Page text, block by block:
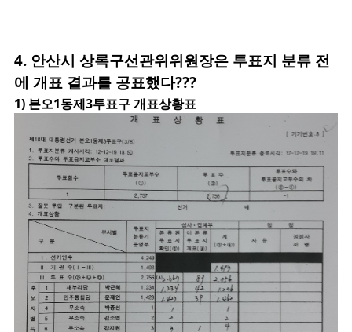
4. 안산시 상록구선관위위원장은 투표지 분류 전
에 개표 결과를 공표했다???
1) 본오1동제3투표구 개표상황표